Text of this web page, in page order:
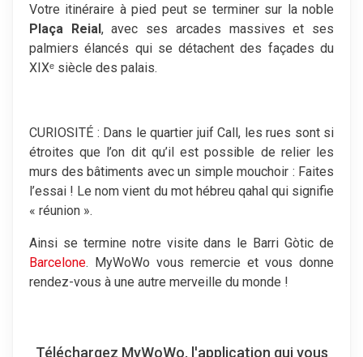
Votre itinéraire à pied peut se terminer sur la noble
Plaça Reial, avec ses arcades massives et ses
palmiers élancés qui se détachent des façades du
XIXᵉ siècle des palais.
CURIOSITÉ : Dans le quartier juif Call, les rues sont si
étroites que l’on dit qu’il est possible de relier les
murs des bâtiments avec un simple mouchoir : Faites
l’essai ! Le nom vient du mot hébreu qahal qui signifie
« réunion ».
Ainsi se termine notre visite dans le Barri Gòtic de
Barcelone. MyWoWo vous remercie et vous donne
rendez-vous à une autre merveille du monde !
Téléchargez MyWoWo, l'application qui vous